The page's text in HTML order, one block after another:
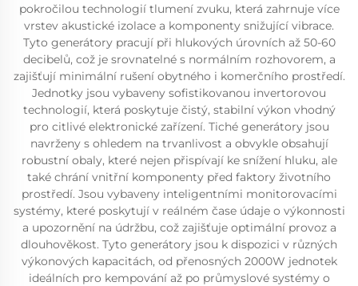
pokročilou technologií tlumení zvuku, která zahrnuje více
vrstev akustické izolace a komponenty snižující vibrace.
Tyto generátory pracují při hlukových úrovních až 50-60
decibelů, což je srovnatelné s normálním rozhovorem, a
zajišťují minimální rušení obytného i komerčního prostředí.
Jednotky jsou vybaveny sofistikovanou invertorovou
technologií, která poskytuje čistý, stabilní výkon vhodný
pro citlivé elektronické zařízení. Tiché generátory jsou
navrženy s ohledem na trvanlivost a obvykle obsahují
robustní obaly, které nejen přispívají ke snížení hluku, ale
také chrání vnitřní komponenty před faktory životního
prostředí. Jsou vybaveny inteligentními monitorovacími
systémy, které poskytují v reálném čase údaje o výkonnosti
a upozornění na údržbu, což zajišťuje optimální provoz a
dlouhověkost. Tyto generátory jsou k dispozici v různých
výkonových kapacitách, od přenosných 2000W jednotek
ideálních pro kempování až po průmyslové systémy o